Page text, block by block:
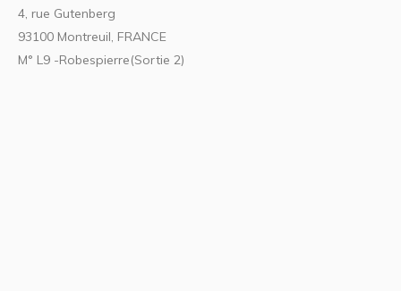
4, rue Gutenberg
93100 Montreuil, FRANCE
M° L9 -Robespierre(Sortie 2)